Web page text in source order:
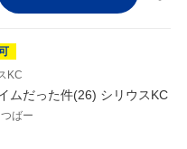
KC
ムだった件(26) シリウスKC
ばー